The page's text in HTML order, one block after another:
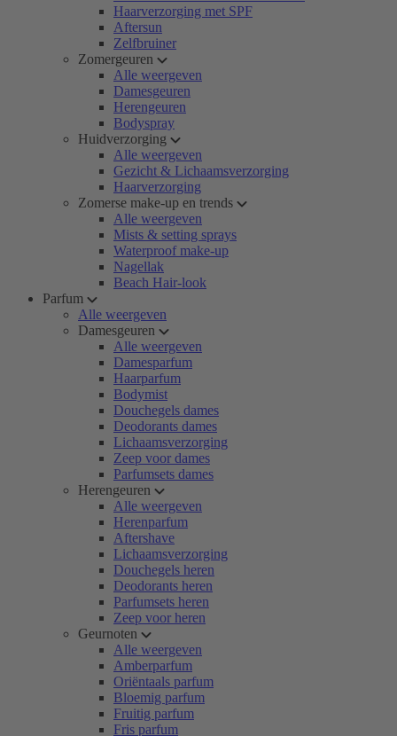
Haarverzorging met SPF
Aftersun
Zelfbruiner
Zomergeuren
Alle weergeven
Damesgeuren
Herengeuren
Bodyspray
Huidverzorging
Alle weergeven
Gezicht & Lichaamsverzorging
Haarverzorging
Zomerse make-up en trends
Alle weergeven
Mists & setting sprays
Waterproof make-up
Nagellak
Beach Hair-look
Parfum
Alle weergeven
Damesgeuren
Alle weergeven
Damesparfum
Haarparfum
Bodymist
Douchegels dames
Deodorants dames
Lichaamsverzorging
Zeep voor dames
Parfumsets dames
Herengeuren
Alle weergeven
Herenparfum
Aftershave
Lichaamsverzorging
Douchegels heren
Deodorants heren
Parfumsets heren
Zeep voor heren
Geurnoten
Alle weergeven
Amberparfum
Oriëntaals parfum
Bloemig parfum
Fruitig parfum
Fris parfum